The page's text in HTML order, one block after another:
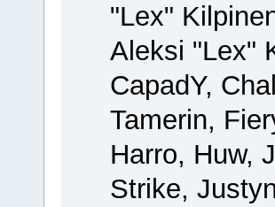
"Lex"
Aleksi "Lex"
CapadY,
Tamerin,
Harro, Huw,
Strike,